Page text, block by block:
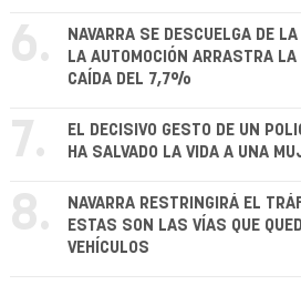
6.
NAVARRA SE DESCUELGA DE
LA AUTOMOCIÓN ARRASTRA
CAÍDA DEL 7,7%
7.
EL DECISIVO GESTO DE UN
HA SALVADO LA VIDA A UNA
8.
NAVARRA RESTRINGIRÁ EL
ESTAS SON LAS VÍAS QUE
VEHÍCULOS